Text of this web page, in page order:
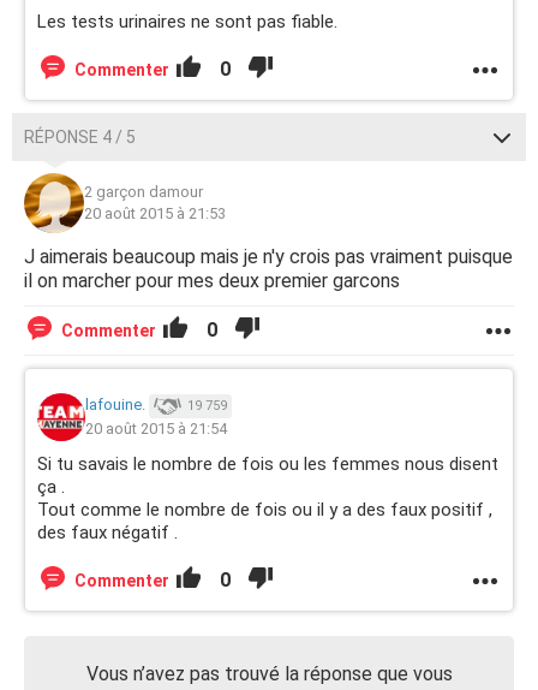
Les tests urinaires ne sont pas fiable.
Commenter 0
RÉPONSE 4 / 5
2 garçon damour
20 août 2015 à 21:53
J aimerais beaucoup mais je n'y crois pas vraiment puisque
il on marcher pour mes deux premier garcons
Commenter 0
lafouine. 19 759
20 août 2015 à 21:54
Si tu savais le nombre de fois ou les femmes nous disent
ça .
Tout comme le nombre de fois ou il y a des faux positif ,
des faux négatif .
Commenter 0
Vous n’avez pas trouvé la réponse que vous